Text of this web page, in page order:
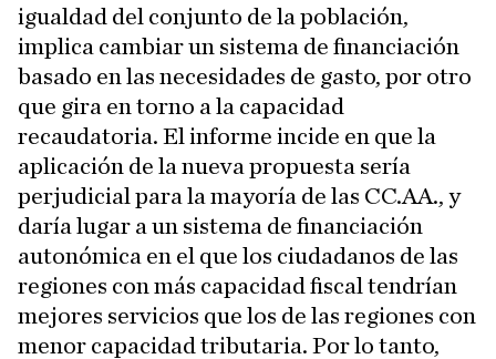
igualdad del conjunto de la población,
implica cambiar un sistema de financiación
basado en las necesidades de gasto, por otro
que gira en torno a la capacidad
recaudatoria. El informe incide en que la
aplicación de la nueva propuesta sería
perjudicial para la mayoría de las CC.AA., y
daría lugar a un sistema de financiación
autonómica en el que los ciudadanos de las
regiones con más capacidad fiscal tendrían
mejores servicios que los de las regiones con
menor capacidad tributaria. Por lo tanto,